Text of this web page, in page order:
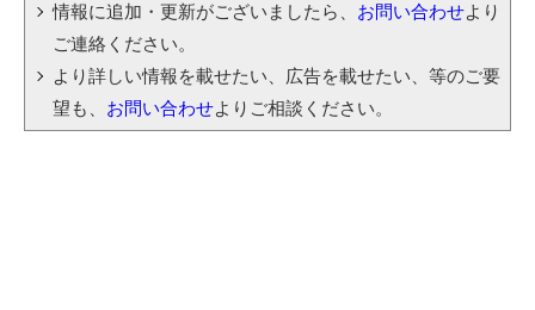
情報に追加・更新がございましたら、 お問い合わせより
ご連絡ください。
より詳しい情報を載せたい、広告を載せたい、等のご要
望も、 お問い合わせよりご相談ください。